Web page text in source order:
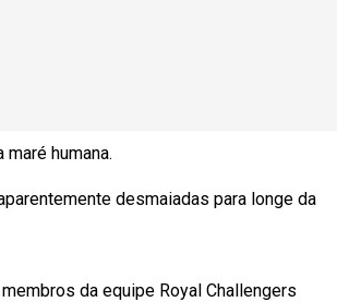
humana.
desmaiadas para longe da
da equipe Royal Challengers